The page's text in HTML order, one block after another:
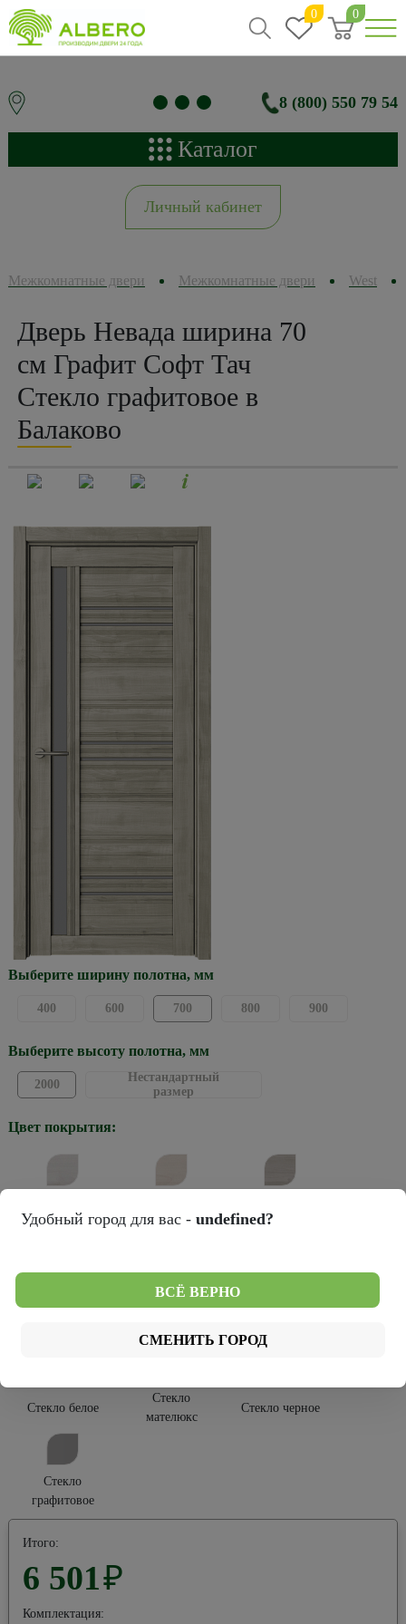
0 0
8 (800) 550 79 54
Каталог
Личный кабинет
Межкомнатные двери Межкомнатные двери West
Дверь Невада ширина 70
см Графит Софт Тач
Стекло графитовое в
Балаково
Выберите ширину полотна, мм
400 600 700 800 900
Выберите высоту полотна, мм
2000
Нестандартный
размер
Цвет покрытия:
Тип покрытия:
Софт Тач Эко-шпон
Стекло белое
Стекло
мателюкс
Стекло черное
Стекло
графитовое
Итого:
6 501₽
Комплектация:
Удобный город для вас - undefined?
ВСЁ ВЕРНО
СМЕНИТЬ ГОРОД